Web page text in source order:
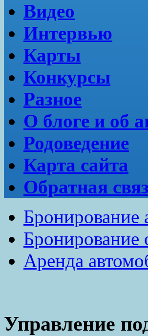
Видео
Интервью
Карты
Конкурсы
Разное
О блоге и об
Родоведение
Карта сайта
Обратная
Бронирование
Бронирование
Аренда
Управление